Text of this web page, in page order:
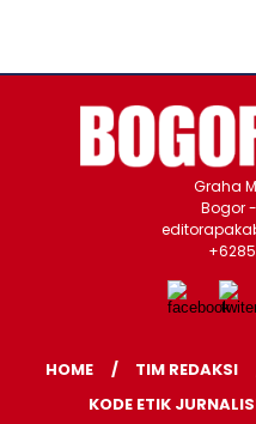
Graha
Bogor
HOME TIM REDAKSI
KODE ETIK